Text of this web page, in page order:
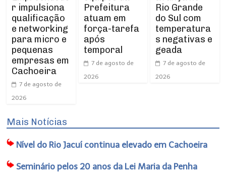
r impulsiona
qualificação
e networking
para micro e
pequenas
empresas em
Cachoeira
7 de agosto de
2026
Prefeitura
atuam em
força-tarefa
após
temporal
7 de agosto de
2026
Rio Grande
do Sul com
temperatura
s negativas e
geada
7 de agosto de
2026
Mais Notícias
Nível do Rio Jacuí continua elevado em Cachoeira
Seminário pelos 20 anos da Lei Maria da Penha